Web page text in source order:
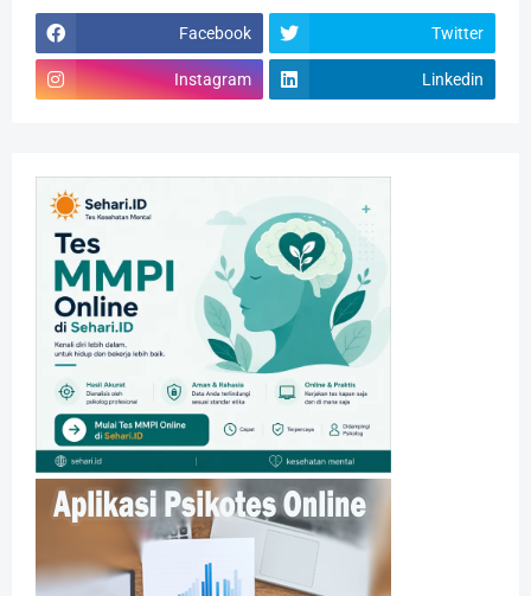
Facebook Twitter
Instagram Linkedin